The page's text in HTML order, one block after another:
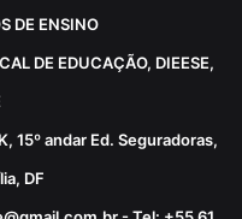
DE ENSINO
DE EDUCAÇÃO, DIEESE,
15º andar Ed. Seguradoras,
DF